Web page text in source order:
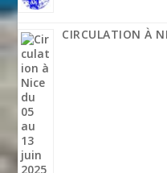
CIRCULATION À